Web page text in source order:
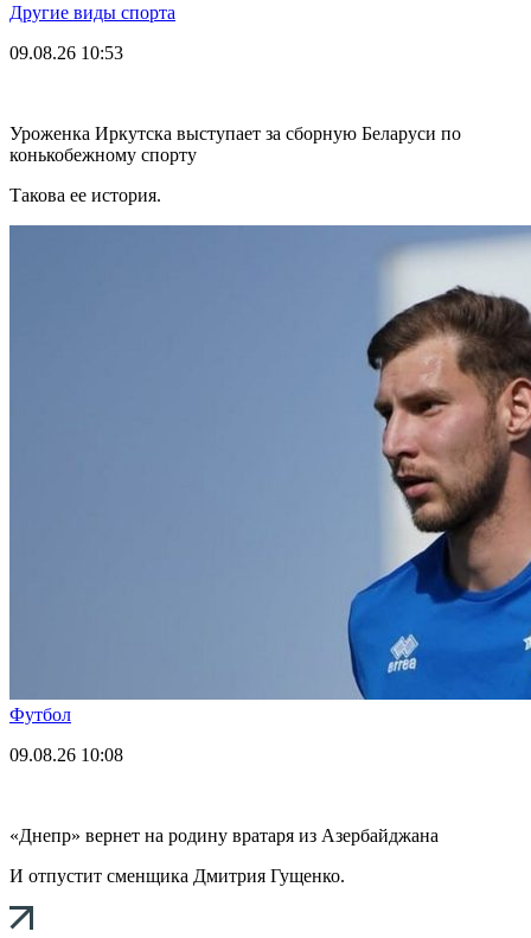
Другие виды спорта
09.08.26 10:53
Уроженка Иркутска выступает за сборную Беларуси по
конькобежному спорту
Такова ее история.
Футбол
09.08.26 10:08
«Днепр» вернет на родину вратаря из Азербайджана
И отпустит сменщика Дмитрия Гущенко.